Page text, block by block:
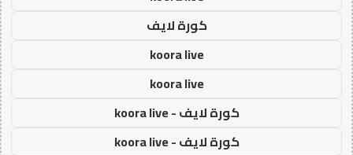
كورة لايف
koora live
koora live
كورة لايف - koora live
كورة لايف - koora live